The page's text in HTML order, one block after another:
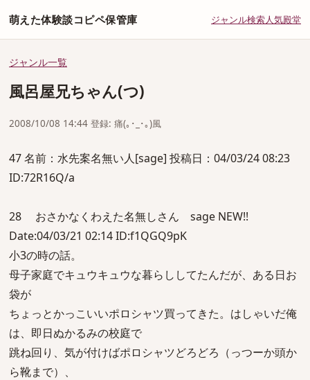
萌えた体験談コピペ保管庫 ジャンル検索人気殿堂
ジャンル一覧
風呂屋兄ちゃん(つ)
2008/10/08 14:44 登録: 痛(｡･_･｡)風
47 名前：水先案名無い人[sage] 投稿日：04/03/24 08:23
ID:72R16Q/a
28 おさかなくわえた名無しさん sage NEW!!
Date:04/03/21 02:14 ID:f1QGQ9pK
小3の時の話。
母子家庭でキュウキュウな暮らししてたんだが、ある日お
袋が
ちょっとかっこいいポロシャツ買ってきた。はしゃいだ俺
は、即日ぬかるみの校庭で
跳ね回り、気が付けばポロシャツどろどろ（っつーか頭か
ら靴まで）、